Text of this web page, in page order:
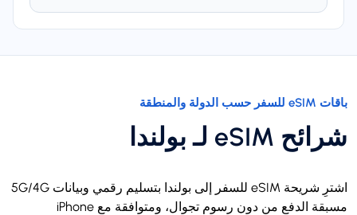
باقات eSIM للسفر حسب الدولة والمنطقة
شرائح eSIM لـ بولندا
اشترِ شريحة eSIM للسفر إلى بولندا بتسليم رقمي وبيانات 5G/4G
مسبقة الدفع من دون رسوم تجوال، ومتوافقة مع iPhone